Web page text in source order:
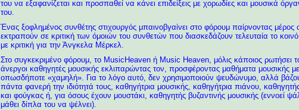
του να εξαφανίζεται και προσπαθεί να κάνει επιδείξεις με χορωδίες και μουσικά
του.
Ένας ξοφλημένος συνθέτης στιχουργός μπαινοβγαίνει στο φόρουμ παίρνοντας
εκτραπούν σε κριτική των όμοιών του συνθετών που διασκεδάζουν τελευταία το
με κριτική για την Άνγκελα Μέρκελ.
Στο συγκεκριμένο φόρουμ, το MusicHeaven ή Music Heaven, μόλις κάποιος ρωτήσει
άνεργοι καθηγητές μουσικής εκλιπαρώντας τον, προσφέροντας μαθήματα μουσικής
οπωσδήποτε «χαμηλή». Για το λόγο αυτό, δεν χρησιμοποιούν ψευδώνυμο, αλλά
πάντα φανερή την ιδιότητά τους, καθηγήτρια μουσικής, καθηγήτρια πιάνου,
και φούγκας ή, για όσους έχουν μουστάκι, καθηγητής βυζαντινής μουσικής (εννοεί
μάθει δίπλα του να ψέλνει).